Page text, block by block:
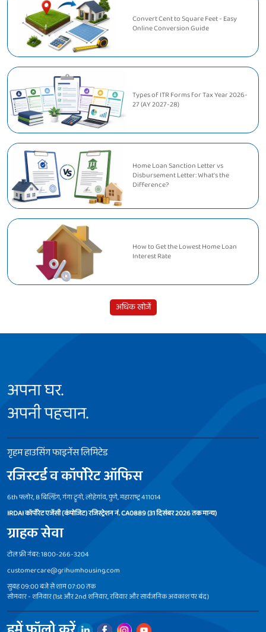
Convert Cent to Square Feet - Easy
Online Conversion Guide
Types of ITR Forms for Tax Year 2026-
27 (AY 2027-28)
Home Loan Sanction Letter vs
Disbursement Letter: What's the
Difference?
How to Get the Lowest Home Loan
Interest Rate
अधिक खोजें
अपना घर.
अपनी पहचान.
गृहम हाउसिंग फाइनेंस लिमिटेड
रजिस्टर्ड व कॉर्पोरेट ऑफिस
6th फ्लोर, B बिल्डिंग, गंगा ट्रूनो, लोहेगांव, पुणे, महाराष्ट्र 411014
IRDAI कॉर्पोरेट एजेंसी (कंपोजिट) रजिस्ट्रेशन नं. CA0889 (31 दिसंबर 2026 तक मान्य)
ग्राहक सेवा
टोल फ्री नंबर: 1800-266-3204
customercare@grihumhousing.com
सुबह 09:00 बजे से शाम 07:00 तक
सोमवार - शनिवार (1st और 2nd शनिवार, रविवार और सार्वजनिक अवकाश पर बंद)